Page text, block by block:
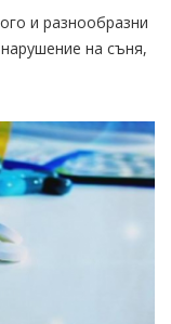
и разнообразни
на съня,